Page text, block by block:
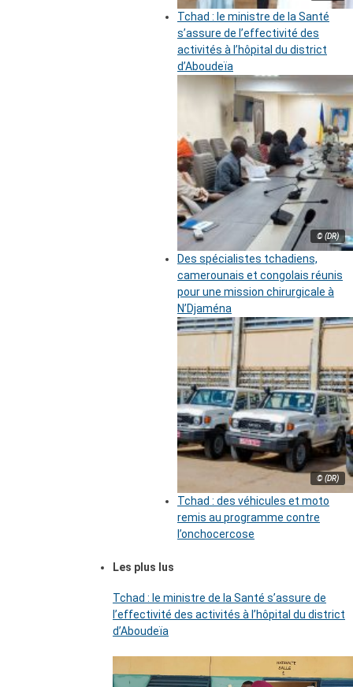
Tchad : le ministre de la Santé
s’assure de l’effectivité des
activités à l’hôpital du district
d’Aboudeïa
© (DR)
Des spécialistes tchadiens,
camerounais et congolais réunis
pour une mission chirurgicale à
N’Djaména
© (DR)
Tchad : des véhicules et moto
remis au programme contre
l’onchocercose
Les plus lus
Tchad : le ministre de la Santé s’assure de
l’effectivité des activités à l’hôpital du district
d’Aboudeïa